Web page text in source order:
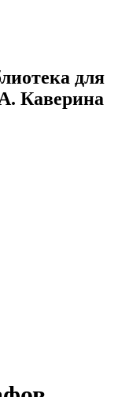
для
Каверина